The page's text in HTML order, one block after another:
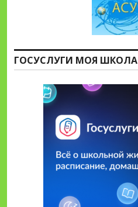
ГОСУСЛУГИ МОЯ ШКОЛА